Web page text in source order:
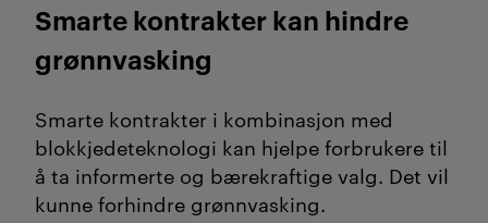
Smarte kontrakter kan hindre
grønnvasking
Smarte kontrakter i kombinasjon med
blokkjedeteknologi kan hjelpe forbrukere til
å ta informerte og bærekraftige valg. Det vil
kunne forhindre grønnvasking.